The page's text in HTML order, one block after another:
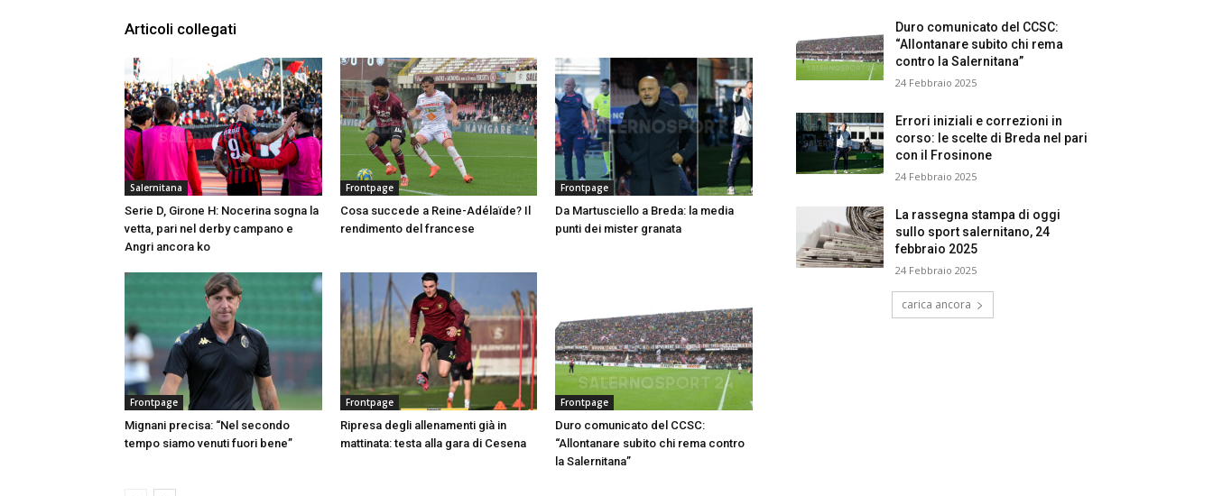
Articoli collegati
Salernitana
Serie D, Girone H: Nocerina sogna la
vetta, pari nel derby campano e
Angri ancora ko
Frontpage
Cosa succede a Reine-Adélaïde? Il
rendimento del francese
Frontpage
Da Martusciello a Breda: la media
punti dei mister granata
Frontpage
Mignani precisa: “Nel secondo
tempo siamo venuti fuori bene”
Frontpage
Ripresa degli allenamenti già in
mattinata: testa alla gara di Cesena
Frontpage
Duro comunicato del CCSC:
“Allontanare subito chi rema contro
la Salernitana”
Duro comunicato del CCSC:
“Allontanare subito chi rema
contro la Salernitana”
24 Febbraio 2025
Errori iniziali e correzioni in
corso: le scelte di Breda nel pari
con il Frosinone
24 Febbraio 2025
La rassegna stampa di oggi
sullo sport salernitano, 24
febbraio 2025
24 Febbraio 2025
carica ancora